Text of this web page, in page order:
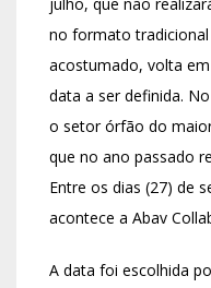
julho, que não
no formato
acostumado, volta
data a ser definida.
o setor órfão do
que no ano passado
Entre os dias (27) de
acontece a Abav
A data foi escolhida